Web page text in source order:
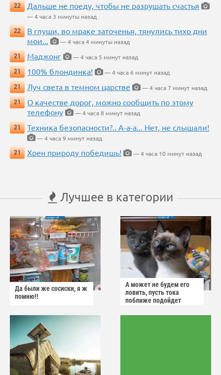
22
Дальше не поеду, чтобы не разрушать счастья
— 4 часа 3 минуты назад
22
В глуши, во мраке заточенья, тянулись тихо дни
мои...
— 4 часа 4 минуты назад
21
Маджонг
— 4 часа 5 минут назад
21
100% блондинка!
— 4 часа 6 минут назад
21
Луч света в темном царстве
— 4 часа 7 минут назад
21
О качестве дорог, можно сообщить по этому
телефону
— 4 часа 8 минут назад
21
Техника безопасности?.. А-а-а... Нет, не слышали!
— 4 часа 9 минут назад
21
Хрен природу победишь! — 4 часа 10 минут назад
Лучшее в категории
Да были же сосиски, я ж
помню!!
А может не будем его
ловить, пусть тока
поближе подойдет